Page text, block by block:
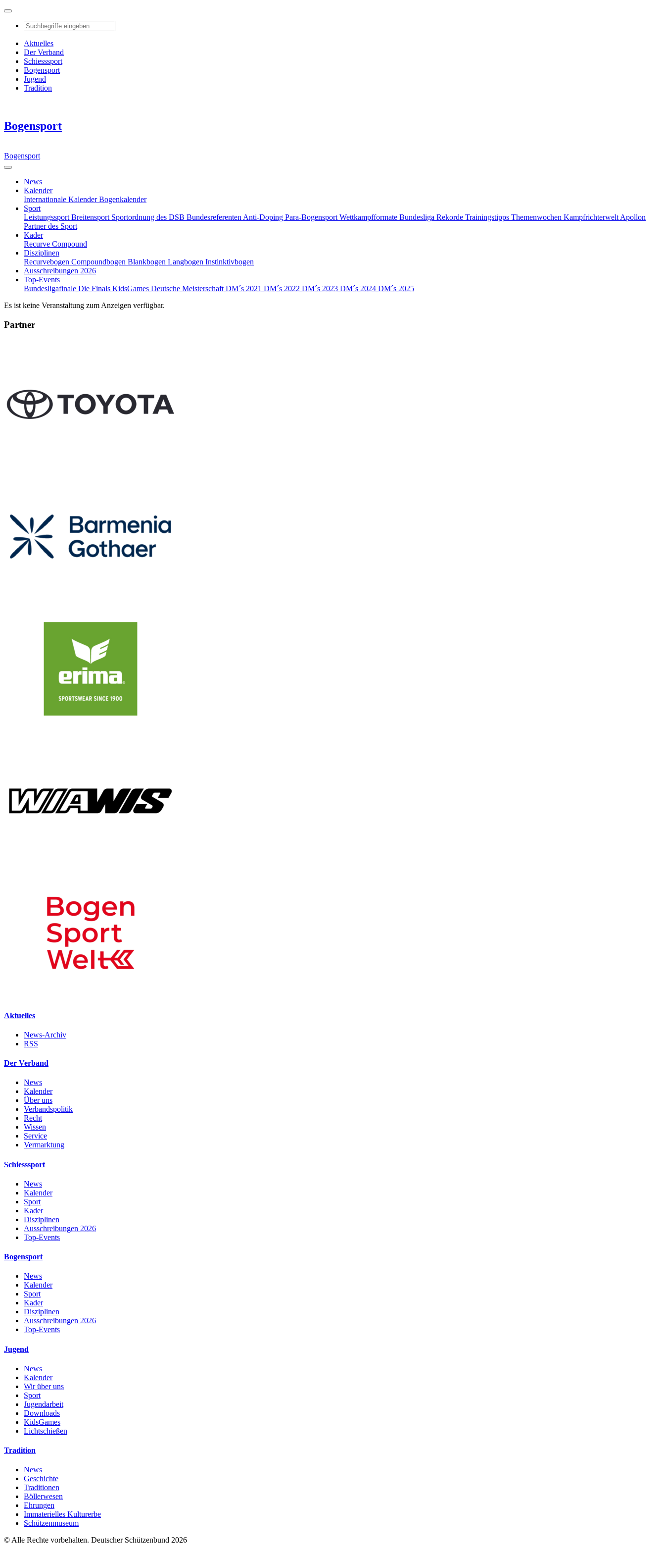
Aktuelles
Der Verband
Schiesssport
Bogensport
Jugend
Tradition
Bogensport
Bogensport
News
Kalender
Internationale KalenderBogenkalender
Sport
Leistungssport Breitensport Sportordnung des DSB Bundesreferenten Anti-Doping Para-Bogensport Wettkampfformate Bundesliga Rekorde Trainingstipps Themenwochen Kampfrichterwelt Apollon
Partner des Sport
Kader
Recurve Compound
Disziplinen
Recurvebogen Compoundbogen Blankbogen Langbogen Instinktivbogen
Ausschreibungen 2026
Top-Events
Bundesligafinale Die Finals KidsGames Deutsche Meisterschaft DM´s 2021 DM´s 2022 DM´s 2023 DM´s 2024 DM´s 2025
Es ist keine Veranstaltung zum Anzeigen verfügbar.
Partner
Aktuelles
News-Archiv
RSS
Der Verband
News
Kalender
Über uns
Verbandspolitik
Recht
Wissen
Service
Vermarktung
Schiesssport
News
Kalender
Sport
Kader
Disziplinen
Ausschreibungen 2026
Top-Events
Bogensport
News
Kalender
Sport
Kader
Disziplinen
Ausschreibungen 2026
Top-Events
Jugend
News
Kalender
Wir über uns
Sport
Jugendarbeit
Downloads
KidsGames
Lichtschießen
Tradition
News
Geschichte
Traditionen
Böllerwesen
Ehrungen
Immaterielles Kulturerbe
Schützenmuseum
© Alle Rechte vorbehalten. Deutscher Schützenbund 2026